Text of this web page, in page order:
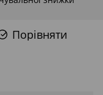
Порівняти